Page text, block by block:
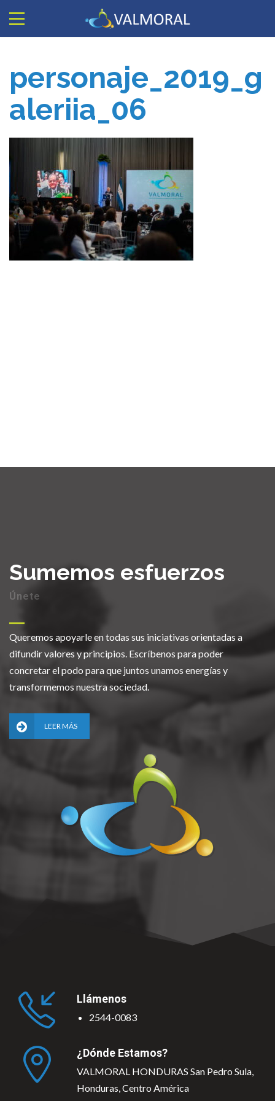
personaje_2019_g
aleriia_06
Sumemos esfuerzos
Únete
Queremos apoyarle en todas sus iniciativas orientadas a
difundir valores y principios. Escríbenos para poder
concretar el podo para que juntos unamos energías y
transformemos nuestra sociedad.
LEER MÁS
Llámenos
2544-0083
¿Dónde Estamos?
VALMORAL HONDURAS San Pedro Sula,
Honduras, Centro América